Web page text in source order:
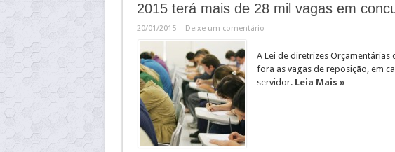
2015 terá mais de 28 mil vagas em
20/01/2015 Deixe um comentário
A Lei de diretrizes Orçamentárias
fora as vagas de reposição, em
servidor. Leia Mais »